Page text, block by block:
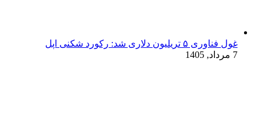
غول فناوری ۵ تریلیون دلاری شد: رکورد شکنی اپل
7 مرداد, 1405